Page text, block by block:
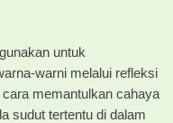
untuk
warni melalui refleksi
memantulkan cahaya
sudut tertentu di dalam